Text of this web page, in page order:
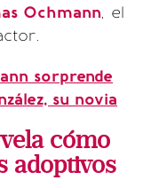
Ochmann, el
sorprende
su novia
cómo
adoptivos